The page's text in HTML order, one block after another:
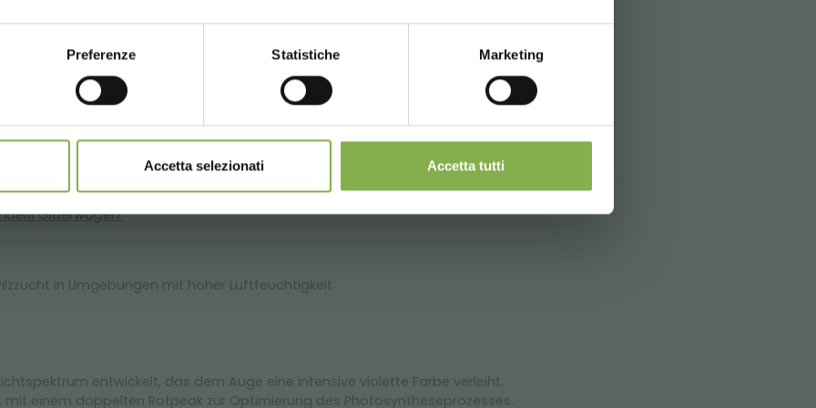
Preferenze Statistiche Marketing
Accetta selezionati Accetta tutti
hinzuzufügen, ist es möglich, den Bewässerungsprozess der Pflanzen in der Kultur zu
weil:
der Pflanzen
Gitterwagen
in Umgebungen mit hoher Luftfeuchtigkeit
entwickelt, das dem Auge eine intensive violette Farbe verleiht.
mit einem doppelten Rotpeak zur Optimierung des Photosyntheseprozesses.
CONTINUE
JETZT REGISTRIEREN
MELDEN SIE SICH AN